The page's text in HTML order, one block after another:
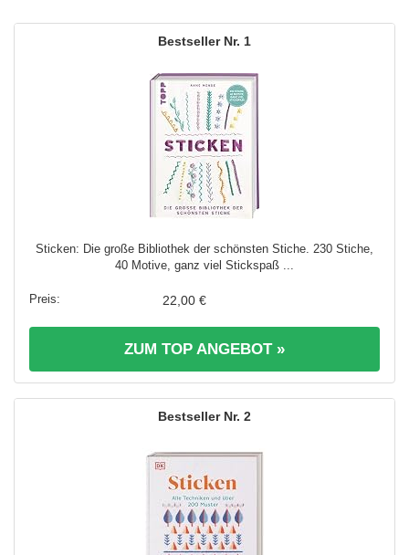
1
Sticken: Die große Bibliothek der schönsten Stiche. 230 Stiche,
40 Motive, ganz viel Stickspaß ...
22,00 €
ZUM TOP ANGEBOT »
2